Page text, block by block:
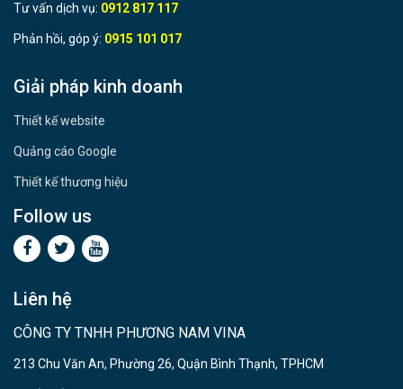
Tư vấn dịch vụ: 0912 817 117
Phản hồi, góp ý: 0915 101 017
Giải pháp kinh doanh
Thiết kế website
Quảng cáo Google
Thiết kế thương hiệu
Follow us
Liên hệ
CÔNG TY TNHH PHƯƠNG NAM VINA
213 Chu Văn An, Phường 26, Quận Bình Thạnh, TPHCM